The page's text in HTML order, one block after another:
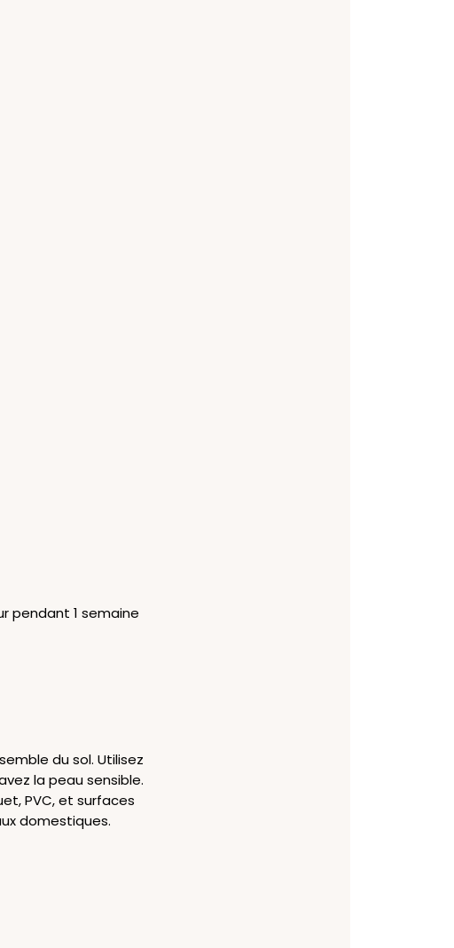
pendant 1 semaine
du sol. Utilisez
la peau sensible.
PVC, et surfaces
domestiques.